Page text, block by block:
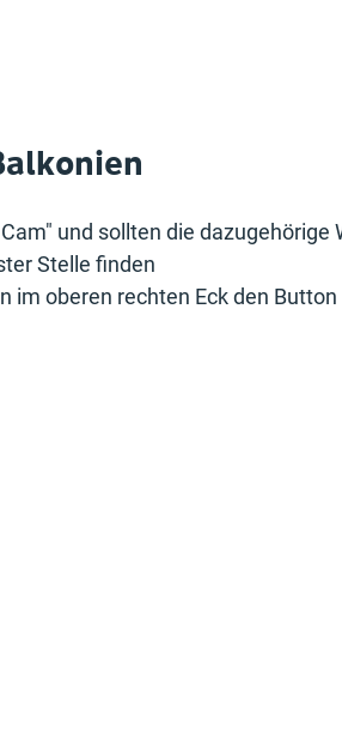
und sollten die dazugehörige
Stelle finden
im oberen rechten Eck den